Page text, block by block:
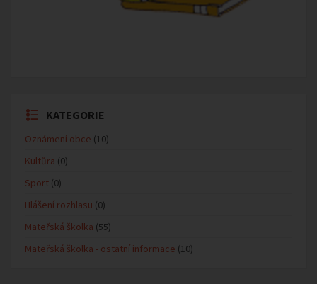
KATEGORIE
Oznámení obce (10)
Kultůra (0)
Sport (0)
Hlášení rozhlasu (0)
Mateřská školka (55)
Mateřská školka - ostatní informace (10)